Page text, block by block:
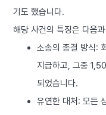
기도 했습니다.
해당 사건의 특징은 다음
소송의 종결 방식:
지급하고, 그중
되었습니다.
유연한 대처: 모든